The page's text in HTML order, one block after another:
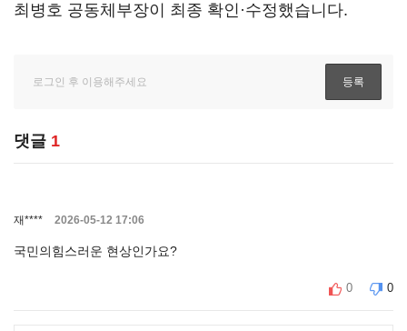
최병호 공동체부장이 최종 확인·수정했습니다.
댓글 1
재**** 2026-05-12 17:06
국민의힘스러운 현상인가요?
0 0